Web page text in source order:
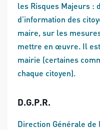
les Risques Majeurs :
d’information des
maire, sur les
mettre en œuvre. Il
mairie (certaines
chaque citoyen).
D.G.P.R.
Direction Générale de